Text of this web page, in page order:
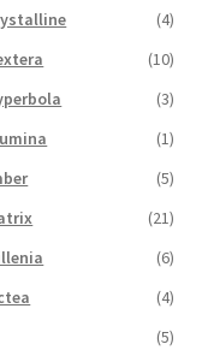
(4)
(10)
(3)
(1)
(5)
(21)
(6)
(4)
(5)